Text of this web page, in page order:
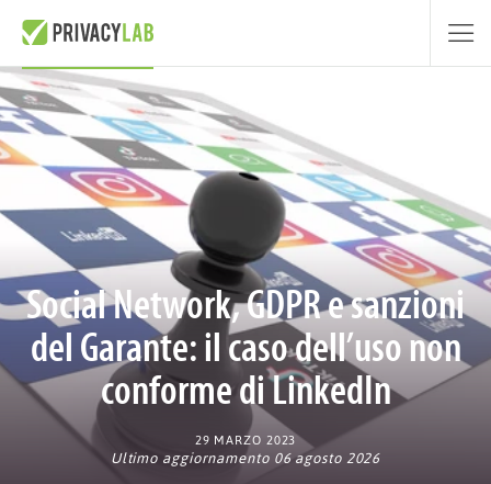
Social Network, GDPR e sanzioni
del Garante: il caso dell’uso non
conforme di LinkedIn
29 MARZO 2023
Ultimo aggiornamento 06 agosto 2026